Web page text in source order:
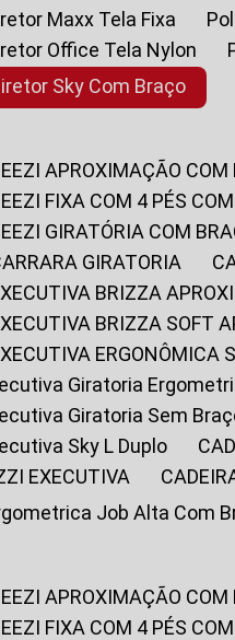
Maxx Tela Fixa
Office Tela Nylon
Sky Com Braço
APROXIMAÇÃO COM
FIXA COM 4 PÉS
GIRATÓRIA COM
GIRATORIA
BRIZZA
BRIZZA SOFT
ERGONÔMICA
Giratoria
Giratoria Sem
Sky L Duplo
EXECUTIVA
Job Alta Com
APROXIMAÇÃO
FIXA COM 4 PÉS